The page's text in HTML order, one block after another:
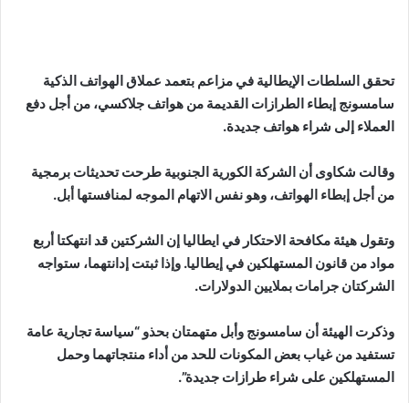
تحقق السلطات الإيطالية في مزاعم بتعمد عملاق الهواتف الذكية
سامسونج إبطاء الطرازات القديمة من هواتف جلاكسي، من أجل دفع
العملاء إلى شراء هواتف جديدة.
وقالت شكاوى أن الشركة الكورية الجنوبية طرحت تحديثات برمجية
من أجل إبطاء الهواتف، وهو نفس الاتهام الموجه لمنافستها أبل.
وتقول هيئة مكافحة الاحتكار في ايطاليا إن الشركتين قد انتهكتا أربع
مواد من قانون المستهلكين في إيطاليا. وإذا ثبتت إدانتهما، ستواجه
الشركتان جرامات بملايين الدولارات.
وذكرت الهيئة أن سامسونج وأبل متهمتان بحذو “سياسة تجارية عامة
تستفيد من غياب بعض المكونات للحد من أداء منتجاتهما وحمل
المستهلكين على شراء طرازات جديدة”.